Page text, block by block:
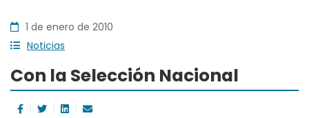
1 de enero de 2010
Noticias
Con la Selección Nacional